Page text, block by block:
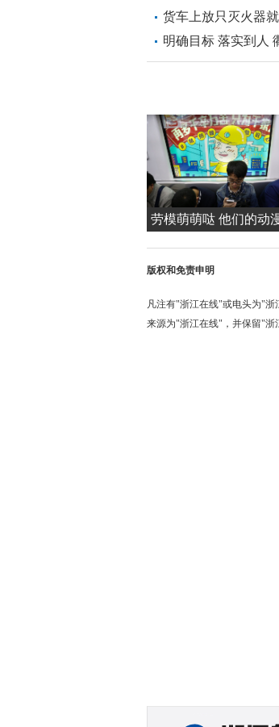
货车上放只灭火器
明确目标 落实到人
劳模萌萌哒 他们的动
版权和免责申明
凡注有"浙江在线"或电头为"浙
来源为"浙江在线"，并保留"浙